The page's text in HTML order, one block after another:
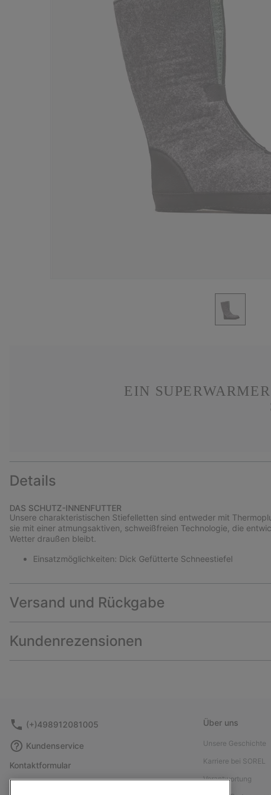
EIN
Details
DAS SCHUTZ-INNENFUTTER
Unsere charakteristischen Stiefelletten sind entweder mit
sie mit einer atmungsaktiven, schweißfreien Technologie, die
Wetter draußen bleibt.
Einsatzmöglichkeiten: Dick Gefütterte Schneestiefel
Versand und Rückgabe
Kundenrezensionen
(+)498912081005
Kundenservice
Kontaktformular
Größentabelle
Über uns
Unsere Geschichte
Karriere bei SOREL
Verantwortung